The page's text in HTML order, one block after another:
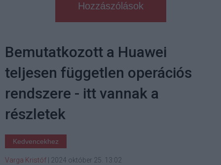
Hozzászólások
Bemutatkozott a Huawei
teljesen független operációs
rendszere - itt vannak a
részletek
Kedvencekhez
Varga Kristóf 2024 október 25. 13:02